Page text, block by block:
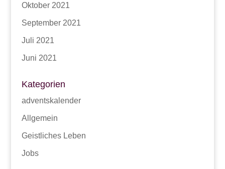
Oktober 2021
September 2021
Juli 2021
Juni 2021
Kategorien
adventskalender
Allgemein
Geistliches Leben
Jobs